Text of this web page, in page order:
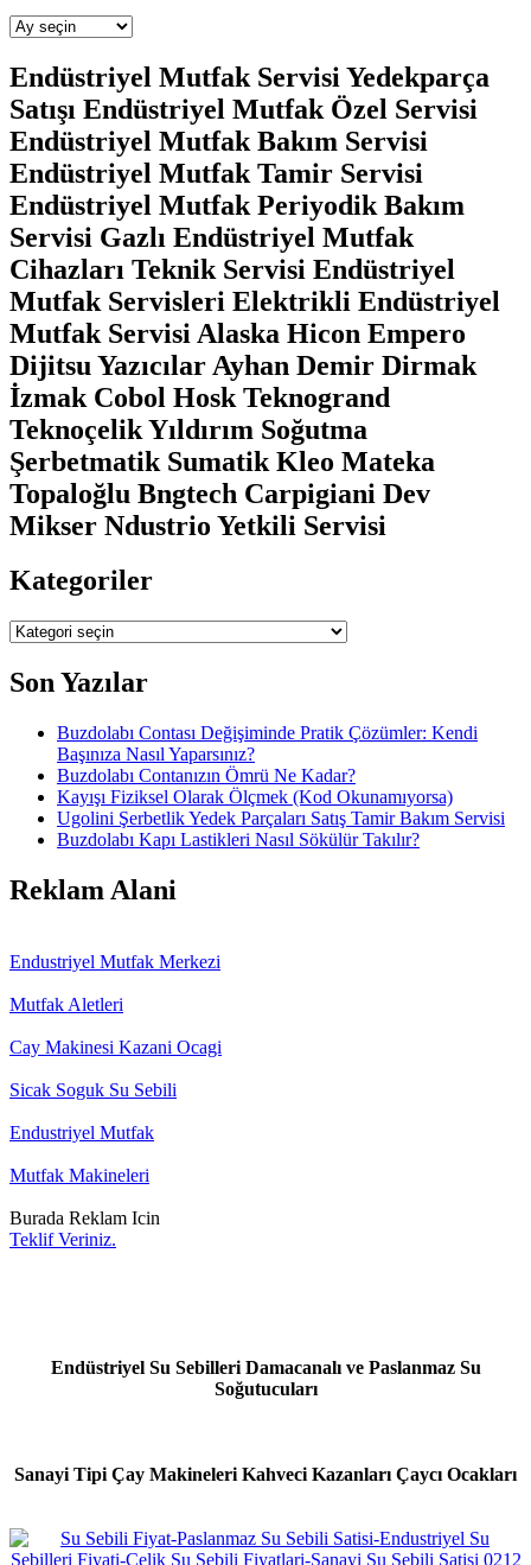
Arşivler
Endüstriyel Mutfak Servisi Yedekparça
Satışı Endüstriyel Mutfak Özel Servisi
Endüstriyel Mutfak Bakım Servisi
Endüstriyel Mutfak Tamir Servisi
Endüstriyel Mutfak Periyodik Bakım
Servisi Gazlı Endüstriyel Mutfak
Cihazları Teknik Servisi Endüstriyel
Mutfak Servisleri Elektrikli Endüstriyel
Mutfak Servisi Alaska Hicon Empero
Dijitsu Yazıcılar Ayhan Demir Dirmak
İzmak Cobol Hosk Teknogrand
Teknoçelik Yıldırım Soğutma
Şerbetmatik Sumatik Kleo Mateka
Topaloğlu Bngtech Carpigiani Dev
Mikser Ndustrio Yetkili Servisi
Kategoriler
Kategoriler
Son Yazılar
Buzdolabı Contası Değişiminde Pratik Çözümler: Kendi
Başınıza Nasıl Yaparsınız?
Buzdolabı Contanızın Ömrü Ne Kadar?
Kayışı Fiziksel Olarak Ölçmek (Kod Okunamıyorsa)
Ugolini Şerbetlik Yedek Parçaları Satış Tamir Bakım Servisi
Buzdolabı Kapı Lastikleri Nasıl Sökülür Takılır?
Reklam Alani
Endustriyel Mutfak Merkezi
Mutfak Aletleri
Cay Makinesi Kazani Ocagi
Sicak Soguk Su Sebili
Endustriyel Mutfak
Mutfak Makineleri
Burada Reklam Icin
Teklif Veriniz.
Endüstriyel Su Sebilleri Damacanalı ve Paslanmaz Su
Soğutucuları
Sanayi Tipi Çay Makineleri Kahveci Kazanları Çaycı Ocakları